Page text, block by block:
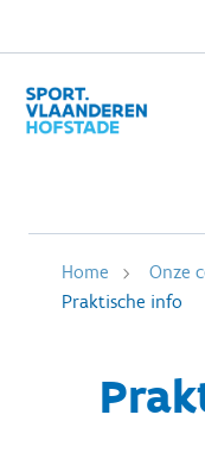
Home Onze
Praktische info